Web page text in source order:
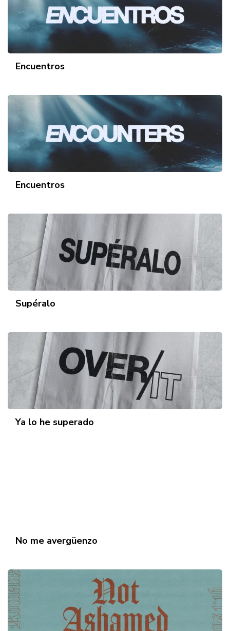
Encuentros
Encuentros
Supéralo
Ya lo he superado
No me avergüenzo